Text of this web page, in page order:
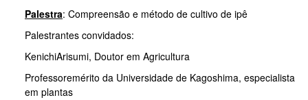
Palestra: Compreensão e método de cultivo de ipê
Palestrantes convidados:
KenichiArisumi, Doutor em Agricultura
Professoremérito da Universidade de Kagoshima, especialista
em plantas